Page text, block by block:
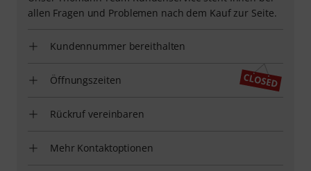
allen Fragen und Problemen nach dem Kauf zur Seite.
Kundennummer bereithalten
Öffnungszeiten
Rückruf vereinbaren
Mehr Kontaktoptionen